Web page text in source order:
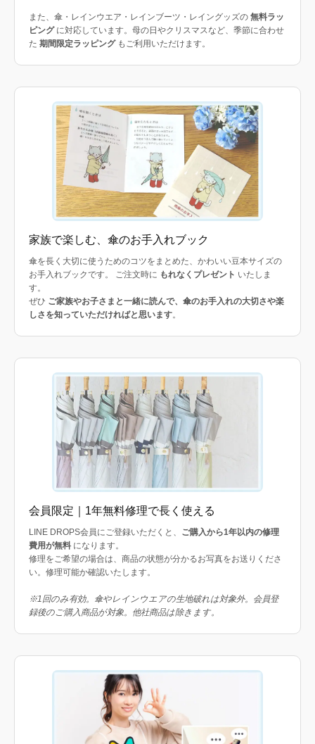
また、傘・レインウエア・レインブーツ・レイングッズの 無料ラッ
ピングに対応しています。母の日やクリスマスなど、季節に合わせ
た 期間限定ラッピングもご利用いただけます。
家族で楽しむ、傘のお手入れブック
傘を長く大切に使うためのコツをまとめた、かわいい豆本サイズの
お手入れブックです。 ご注文時に もれなくプレゼント いたしま
す。
ぜひ ご家族やお子さまと一緒に読んで、傘のお手入れの大切さや楽
しさを知っていただければと思います。
会員限定｜1年無料修理で長く使える
LINE DROPS会員にご登録いただくと、 ご購入から1年以内の修理
費用が無料 になります。
修理をご希望の場合は、商品の状態が分かるお写真をお送りくださ
い。修理可能か確認いたします。
※1回のみ有効。傘やレインウエアの生地破れは対象外。会員登
録後のご購入商品が対象。他社商品は除きます。